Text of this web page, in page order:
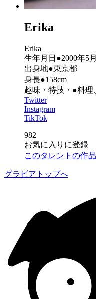
Erika
Erika
生年月日●2000年5
出身地●東京都
身長●158cm
趣味・特技・●料理
Twitter
Instagram
TikTok
982
お気に入りに登録
このタレントの作
グラビアトップへ